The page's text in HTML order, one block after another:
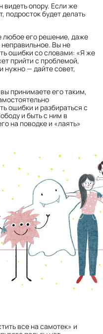
видеть опору. Если же
подросток будет делать
любое его решение, даже
Вы не
ошибки со словами: «Я же
прийти с проблемой,
нужно — дайте совет,
принимаете его таким,
ошибки и разбираться с
и быть с ним в
на поводке и «лаять»
все на самотек» и